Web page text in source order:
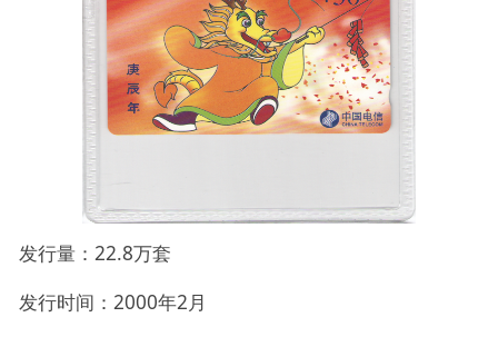
发行量：22.8万套
发行时间：2000年2月